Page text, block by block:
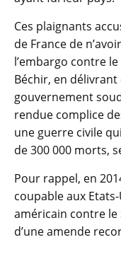
Ces plaignants
de France de
l’embargo contre
Béchir, en
gouvernement
rendue complice
une guerre civile
de 300 000 morts,
Pour rappel, en
coupable aux
américain contre le
d’une amende